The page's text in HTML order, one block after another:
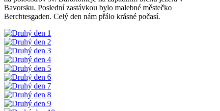
Bavorsku. Poslední zastávkou bylo malebné městečko
Berchtesgaden. Celý den nám přálo krásné počasí.